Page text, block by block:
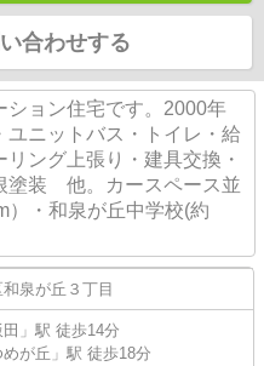
合わせする
ョン住宅です。2000年
ニットバス・トイレ・給
ング上張り・建具交換・
塗装 他。カースペース並
）・和泉が丘中学校(約
和泉が丘 ３丁目
」駅 徒歩14分
めが丘 」駅 徒歩18分